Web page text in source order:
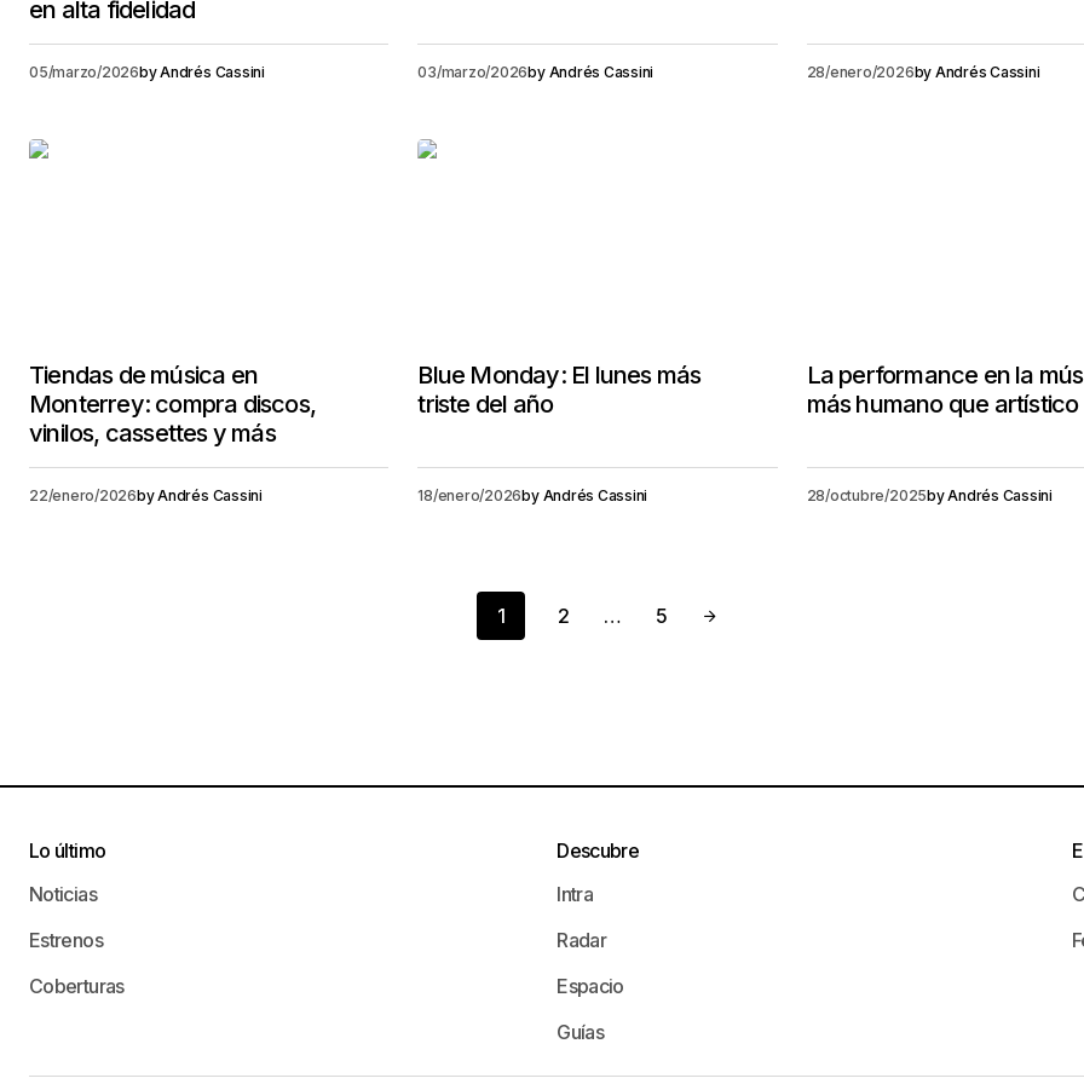
en alta fidelidad
05/marzo/2026byAndrés Cassini 03/marzo/2026by Andrés Cassini 28/enero/2026by Andrés Cassini
Tiendas de música en
Monterrey: compra discos,
vinilos, cassettes y más
22/enero/2026byAndrés Cassini
Blue Monday: El lunes más
triste del año
18/enero/2026by Andrés Cassini
La performance en la
más humano que artístico
28/octubre/2025byAndrés Cassini
1 2 … 5
Lo último
Noticias
Estrenos
Coberturas
Descubre
Intra
Radar
Espacio
Guías